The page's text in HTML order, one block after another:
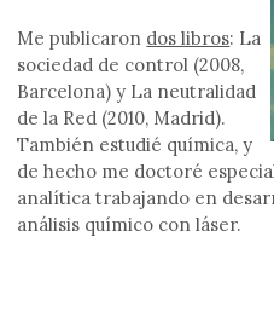
Me publicaron dos libros: La
sociedad de control (2008,
Barcelona) y La neutralidad
de la Red (2010, Madrid).
También estudié química, y
de hecho me doctoré
analítica trabajando en
análisis químico con láser.